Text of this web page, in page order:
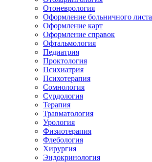
Отоневрология
Оформление больничного листа
Оформление карт
Оформление справок
Офтальмология
Педиатрия
Проктология
Психиатрия
Психотерапия
Сомнология
Сурдология
Терапия
Травматология
Урология
Физиотерапия
Флебология
Хирургия
Эндокринология